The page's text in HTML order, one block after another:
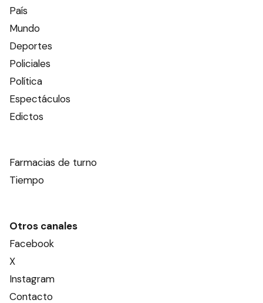
País
Mundo
Deportes
Policiales
Política
Espectáculos
Edictos
Farmacias de turno
Tiempo
Otros canales
Facebook
X
Instagram
Contacto